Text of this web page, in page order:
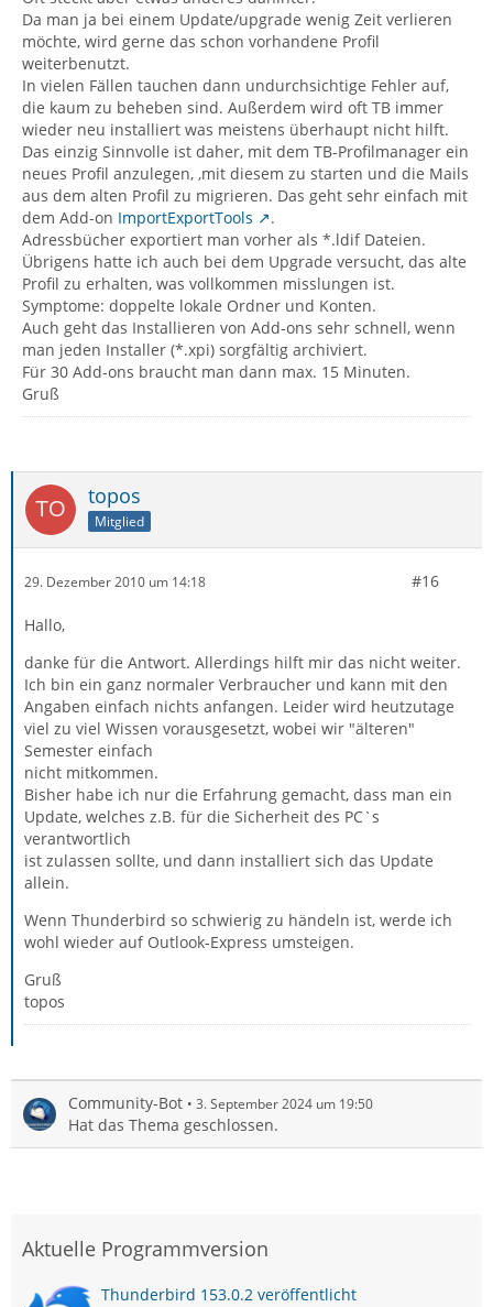
Da man ja bei einem Update/upgrade wenig Zeit verlieren
möchte, wird gerne das schon vorhandene Profil
weiterbenutzt.
In vielen Fällen tauchen dann undurchsichtige Fehler auf,
die kaum zu beheben sind. Außerdem wird oft TB immer
wieder neu installiert was meistens überhaupt nicht hilft.
Das einzig Sinnvolle ist daher, mit dem TB-Profilmanager ein
neues Profil anzulegen, ,mit diesem zu starten und die Mails
aus dem alten Profil zu migrieren. Das geht sehr einfach mit
dem Add-on ImportExportTools
.
Adressbücher exportiert man vorher als *.ldif Dateien.
Übrigens hatte ich auch bei dem Upgrade versucht, das alte
Profil zu erhalten, was vollkommen misslungen ist.
Symptome: doppelte lokale Ordner und Konten.
Auch geht das Installieren von Add-ons sehr schnell, wenn
man jeden Installer (*.xpi) sorgfältig archiviert.
Für 30 Add-ons braucht man dann max. 15 Minuten.
Gruß
topos
Mitglied
29. Dezember 2010 um 14:18 #16
Hallo,
danke für die Antwort. Allerdings hilft mir das nicht weiter.
Ich bin ein ganz normaler Verbraucher und kann mit den
Angaben einfach nichts anfangen. Leider wird heutzutage
viel zu viel Wissen vorausgesetzt, wobei wir "älteren"
Semester einfach
nicht mitkommen.
Bisher habe ich nur die Erfahrung gemacht, dass man ein
Update, welches z.B. für die Sicherheit des PC`s
verantwortlich
ist zulassen sollte, und dann installiert sich das Update
allein.
Wenn Thunderbird so schwierig zu händeln ist, werde ich
wohl wieder auf Outlook-Express umsteigen.
Gruß
topos
Community-Bot 3. September 2024 um 19:50
Hat das Thema geschlossen.
Aktuelle Programmversion
Thunderbird 153.0.2 veröffentlicht